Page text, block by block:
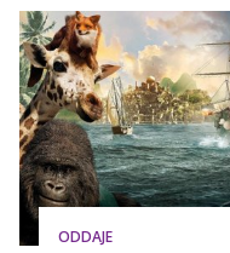
ODDAJE